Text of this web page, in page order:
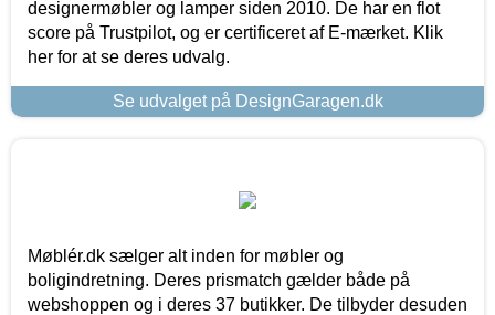
designermøbler og lamper siden 2010. De har en flot
score på Trustpilot, og er certificeret af E-mærket. Klik
her for at se deres udvalg.
Se udvalget på DesignGaragen.dk
Møblér.dk sælger alt inden for møbler og
boligindretning. Deres prismatch gælder både på
webshoppen og i deres 37 butikker. De tilbyder desuden